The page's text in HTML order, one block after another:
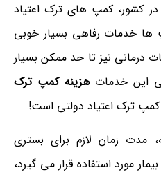
کشور، کمپ های ترک اعتیاد
خدمات رفاهی بسیار خوبی
درمانی نیز تا حد ممکن بسیار
این خدماتهزینه کمپ ترک
ترک اعتیاد دولتی است!
مدت زمان لازم برای بستری
مورد استفاده قرار می گیرد،